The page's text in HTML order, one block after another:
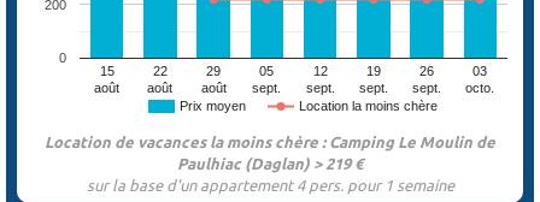
Prix moyen Location la moins chère
15
août
22
août
29
août
05
sept.
12
sept.
19
sept.
26
sept.
03
octo.
0
200
Location de vacances la moins chère : Camping Le Moulin de
Paulhiac (Daglan) > 219 €
sur la base d'un appartement 4 pers. pour 1 semaine